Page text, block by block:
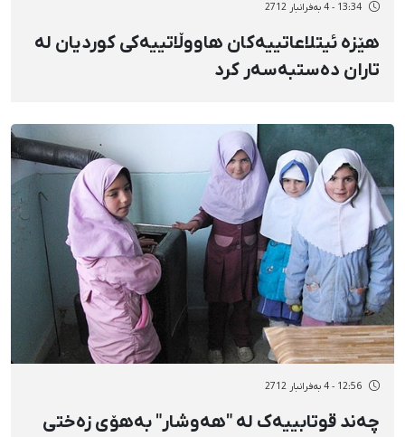
13:34 - 4 بەفرانبار 2712
هێزە ئیتلاعاتییەکان هاووڵاتییەکی کوردیان لە
تاران دەستبەسەر کرد
12:56 - 4 بەفرانبار 2712
چەند قوتابییەک لە "هەوشار" بەهۆی زەختی